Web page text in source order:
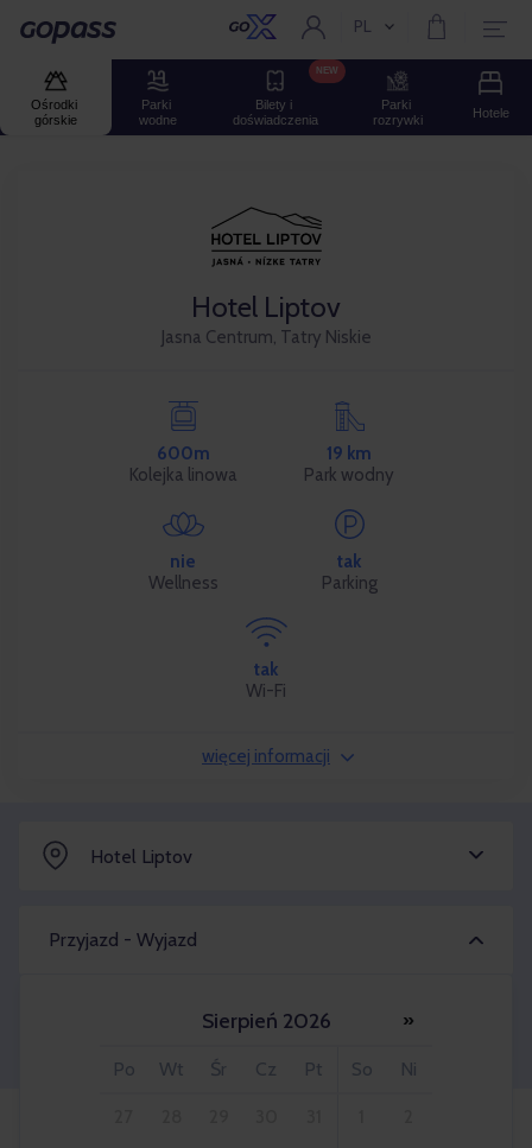
Gopass Aktualny język:
PL
Ośrodki
górskie
Parki
wodne
Bilety i
doświadczenia
NEW
Parki
rozrywki
Hotele
Hotel Liptov
Jasna Centrum, Tatry Niskie
600m
Kolejka linowa
19 km
Park wodny
nie
Wellness
tak
Parking
tak
Wi-Fi
więcej informacji
Hotel Liptov
Przyjazd - Wyjazd
Sierpień 2026 »
Po Wt Śr Cz Pt So Ni